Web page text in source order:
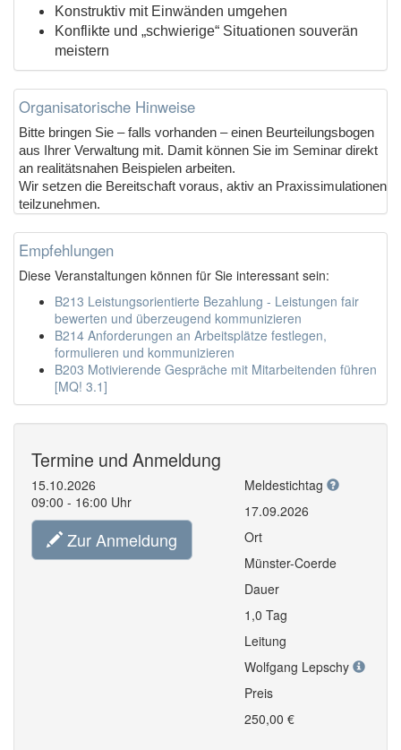
Konstruktiv mit Einwänden umgehen
Konflikte und „schwierige“ Situationen souverän
meistern
Organisatorische Hinweise
Bitte bringen Sie – falls vorhanden – einen Beurteilungsbogen
aus Ihrer Verwaltung mit. Damit können Sie im Seminar direkt
an realitätsnahen Beispielen arbeiten.
Wir setzen die Bereitschaft voraus, aktiv an Praxissimulationen
teilzunehmen.
Empfehlungen
Diese Veranstaltungen können für Sie interessant sein:
B213 Leistungsorientierte Bezahlung - Leistungen fair
bewerten und überzeugend kommunizieren
B214 Anforderungen an Arbeitsplätze festlegen,
formulieren und kommunizieren
B203 Motivierende Gespräche mit Mitarbeitenden führen
[MQ! 3.1]
Termine und Anmeldung
15.10.2026
09:00 - 16:00 Uhr
Zur Anmeldung
Meldestichtag
17.09.2026
Ort
Münster-Coerde
Dauer
1,0 Tag
Leitung
Wolfgang Lepschy
Preis
250,00 €